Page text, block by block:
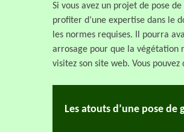
Si vous avez un projet de pose
profiter d’une expertise dans le
les normes requises. Il pourra
arrosage pour que la végétation
visitez son site web. Vous
Les atouts d’une pose de